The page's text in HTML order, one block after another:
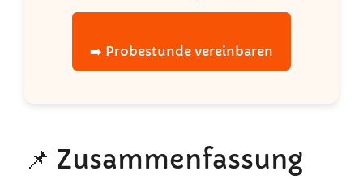
➡️ Probestunde vereinbaren
📌 Zusammenfassung